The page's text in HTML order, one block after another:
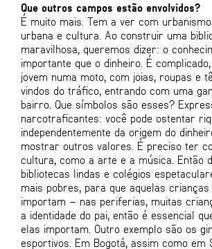
Que outros campos estão envolvidos?
É muito mais. Tem a ver com
urbana e cultura. Ao construir uma
maravilhosa, queremos dizer: o
importante que o dinheiro. É
jovem numa moto, com joias, roupas e
vindos do tráfico, entrando com uma
bairro. Que símbolos são esses?
narcotraficantes: você pode ostentar
independentemente da origem do
mostrar outros valores. É preciso ter
cultura, como a arte e a música. Então
bibliotecas lindas e colégios
mais pobres, para que aquelas
importam – nas periferias, muitas
a identidade do pai, então é essencial
elas importam. Outro exemplo são os
esportivos. Em Bogotá, assim como em